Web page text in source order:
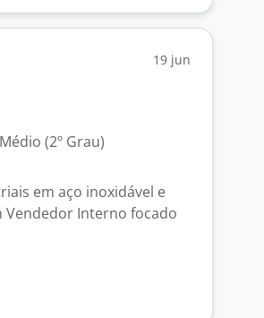
19 jun
(2º Grau)
em aço inoxidável e
Vendedor Interno focado